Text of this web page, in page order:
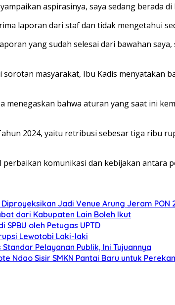
aspirasinya, saya sedang berada
laporan dari staf dan tidak mengetahui
yang sudah selesai dari bawahan
masyarakat, Ibu Kadis menyatakan
bahwa aturan yang saat ini
2024, yaitu retribusi sebesar tiga ribu
komunikasi dan kebijakan
Jadi Venue Arung Jeram PON
dari Kabupaten Lain Boleh Ikut
oleh Petugas UPTD
Lewotobi Laki-laki
Pelayanan Publik, Ini Tujuannya
Ndao Sisir SMKN Pantai Baru untuk